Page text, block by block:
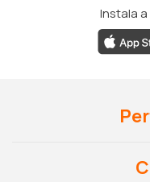
Instala